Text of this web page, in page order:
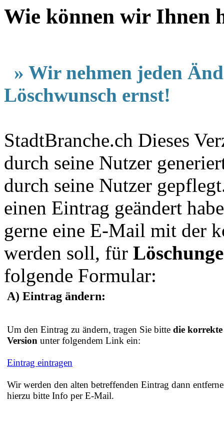
Wie können wir Ihnen
» Wir nehmen jeden
Löschwunsch ernst!
StadtBranche.ch Dieses
durch seine Nutzer
durch seine Nutzer
einen Eintrag geändert
gerne eine E-Mail mit der
werden soll, für
folgende Formular:
A) Eintrag ändern:
Um den Eintrag zu ändern, tragen Sie bitte die korrekte
Version unter folgendem Link ein:
Eintrag eintragen
Wir werden den alten betreffenden Eintrag dann
hierzu bitte Info per E-Mail.